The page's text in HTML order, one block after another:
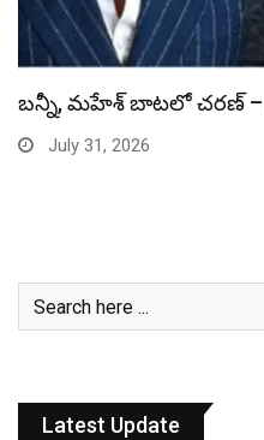
స్పైడర్ మ్యాన్ బాక్సాఫీస్
July 31, 2026
Latest Update